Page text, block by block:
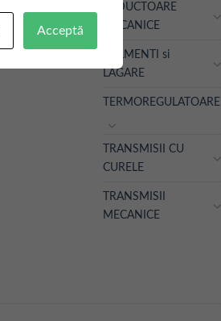
REDUCTOARE
MECANICE
RULMENTI si
LAGARE
TERMOREGULATOARE
TRANSMISII CU
CURELE
TRANSMISII
MECANICE
Acceptă